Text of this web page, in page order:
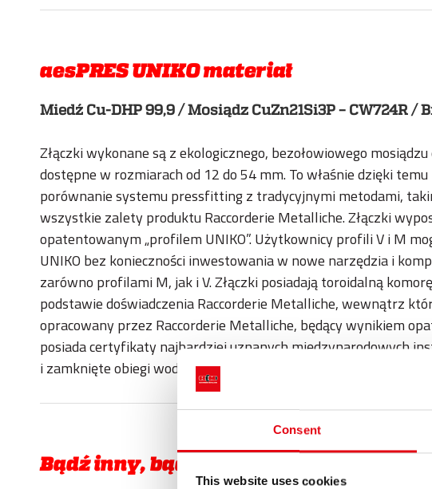
Consent
This website uses cookies
aesPRES UNIKO materiał
Miedź Cu-DHP 99,9 / Mosiądz CuZn21Si3P – CW724R /
Złączki wykonane są z ekologicznego, bezołowiowego
dostępne w rozmiarach od 12 do 54 mm. To właśnie dzięki
porównanie systemu pressfitting z tradycyjnymi metodami,
wszystkie zalety produktu Raccorderie Metalliche. Złączki
opatentowanym „profilem UNIKO”. Użytkownicy profili V i M
UNIKO bez konieczności inwestowania w nowe narzędzia i
zarówno profilami M, jak i V. Złączki posiadają toroidalną
podstawie doświadczenia Raccorderie Metalliche, wewnątrz
opracowany przez Raccorderie Metalliche, będący wynikiem
posiada certyfikaty najbardziej uznanych międzynarodowych
i zamknięte obiegi wodne oraz instalacje gazu ziemnego.
Bądź inny, bądź UNIKO